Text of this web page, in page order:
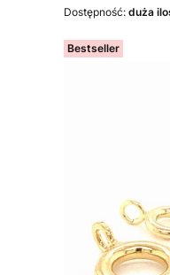
Dostępność: duża
Bestseller